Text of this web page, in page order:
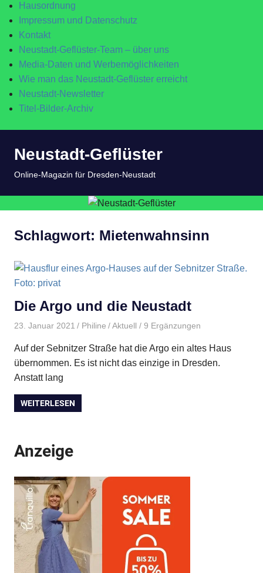
Hausordnung
Impressum und Datenschutz
Kontakt
Neustadt-Geflüster-Team – über uns
Media-Daten und Werbemöglichkeiten
Wie man das Neustadt-Geflüster erreicht
Neustadt-Newsletter
Titel-Bilder-Archiv
InhaltNeustadt-Geflüster
Online-Magazin für Dresden-Neustadt
Schlagwort: Mietenwahnsinn
Die Argo und die Neustadt
23. Januar 2021 Philine Aktuell / 9 Ergänzungen
Auf der Sebnitzer Straße hat die Argo ein altes Haus
übernommen. Es ist nicht das einzige in Dresden.
Anstatt lang
WEITERLESEN
Anzeige